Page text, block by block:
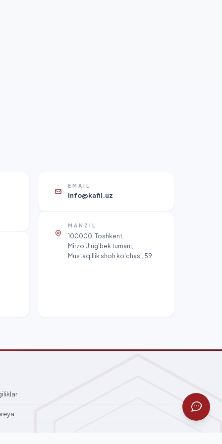
EMAIL
info@kafil.uz
MANZIL
100000, Toshkent,
Mirzo Ulug'bek tumani,
Mustaqillik shoh ko'chasi, 59